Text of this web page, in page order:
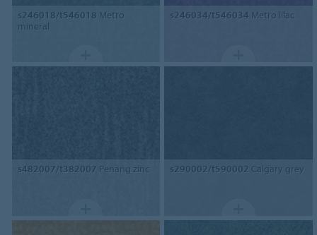
s246018/t546018 Metro
mineral
s246034/t546034 Metro lilac
s482007/t382007 Penang zinc s290002/t590002 Calgary grey